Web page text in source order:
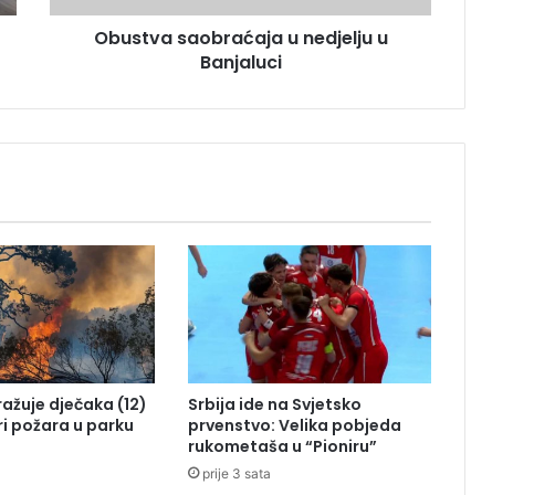
a
a
u
n
e
d
j
e
l
j
u
u
Obustva saobraćaja u nedjelju u
Banjaluci
dječaka (12)
požara u parku
Srbija ide na Svjetsko
prvenstvo: Velika pobjeda
rukometaša u “Pioniru”
prije 3 sata